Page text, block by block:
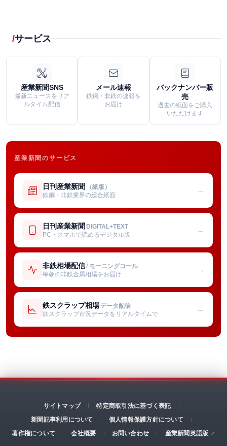
サービス
産業新聞SNS
最新ニュースをリア
ルタイム配信
メール速報
鉄鋼・非鉄の速報を
お届け
バックナンバー販
売
過去の紙面をご購入
いただけます
産業新聞のサービス
日刊産業新聞 （紙版）
鉄鋼・非鉄業界の総合紙面
→
日刊産業新聞 DIGITAL+TEXT
PC・スマホで読めるデジタル版
→
非鉄相場配信/ モーニングコール
毎朝の非鉄金属相場をお届け
→
鉄スクラップ相場 データ配信
鉄スクラップ市況データをリアルタイムで
→
サイトマップ
特定商取引法に基づく表記
新聞記事利用について
個人情報保護方針について
著作権について
会社概要 お問い合わせ 産業新聞英語版